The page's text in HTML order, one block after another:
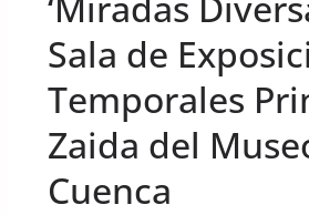
Sala de
Temporales
Zaida del
Cuenca